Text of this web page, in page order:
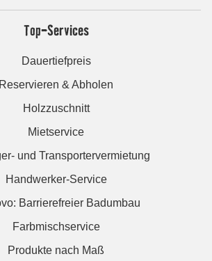
Top-Services
Dauertiefpreis
Reservieren & Abholen
Holzzuschnitt
Mietservice
und Transportervermietung
Handwerker-Service
Barrierefreier Badumbau
Farbmischservice
Produkte nach Maß